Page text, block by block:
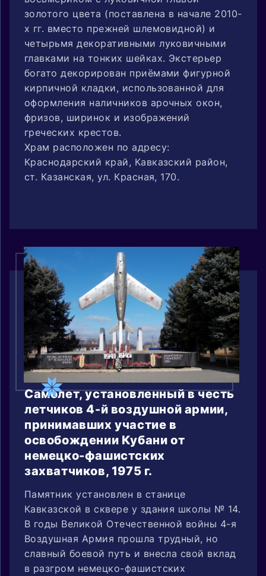
золотого цвета (поставлена в начале 2010-
х гг. вместо прежней шлемовидной) и
четырьмя декоративными луковичными
главками на тонких шейках. Экстерьер
богато декорирован приёмами фигурной
кирпичной кладки, использованной для
оформления наличников арочных окон,
фризов, ширинок и изображений
греческих крестов.
Храм расположен по адресу:
Краснодарский край, Кавказский район,
ст. Казанская, ул. Красная, 170.
Самолет, установленный в честь
летчиков 4-й воздушной армии,
принимавших участие в
освобождении Кубани от
немецко-фашистских
захватчиков, 1975 г.
Памятник установлен в станице
Кавказской в сквере у здания школы № 14.
В годы Великой Отечественной войны 4-я
Воздушная Армия прошла трудный, но
славный боевой путь и внесла свой вклад
в разгром немецко-фашистских